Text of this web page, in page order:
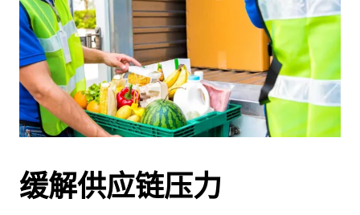
缓解供应链压力